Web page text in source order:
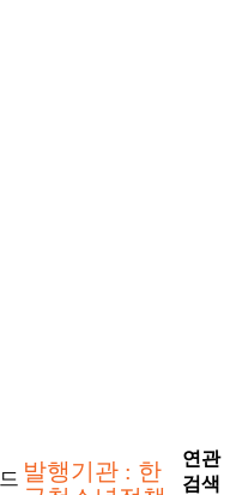
발행기관 : 한
연관
검색